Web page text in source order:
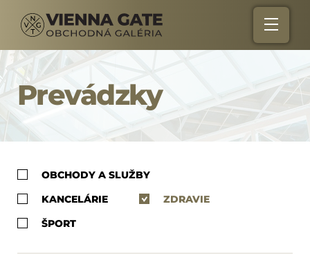
Prevádzky
OBCHODY A SLUŽBY
KANCELÁRIE
ZDRAVIE
ŠPORT